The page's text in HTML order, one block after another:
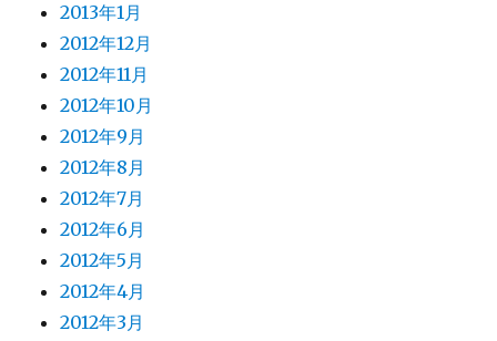
2013年1月
2012年12月
2012年11月
2012年10月
2012年9月
2012年8月
2012年7月
2012年6月
2012年5月
2012年4月
2012年3月